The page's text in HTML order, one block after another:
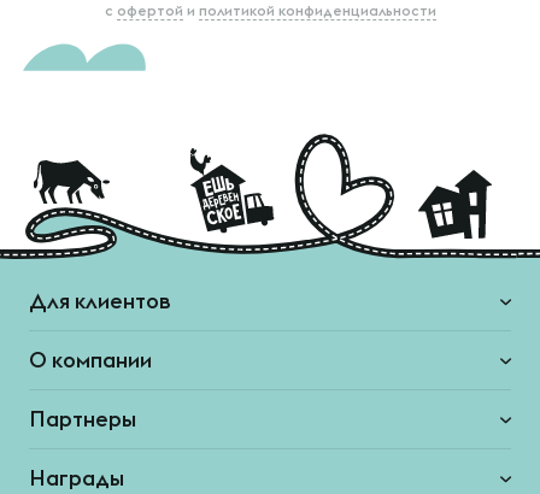
с офертой и политикой конфиденциальности
Для клиентов
О компании
Партнеры
Награды